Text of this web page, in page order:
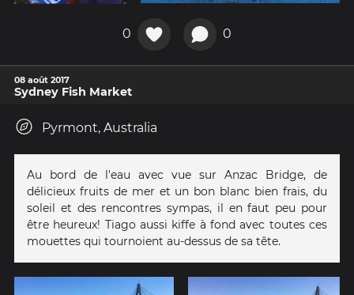
0 0
08 août 2017
Sydney Fish Market
Pyrmont, Australia
Au bord de l'eau avec vue sur Anzac Bridge, de
délicieux fruits de mer et un bon blanc bien frais, du
soleil et des rencontres sympas, il en faut peu pour
être heureux! Tiago aussi kiffe à fond avec toutes ces
mouettes qui tournoient au-dessus de sa tête.